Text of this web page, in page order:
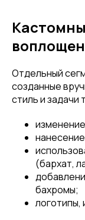
Отдельный
созданные
стиль и
(бархат,
бахромы;
логотипы,